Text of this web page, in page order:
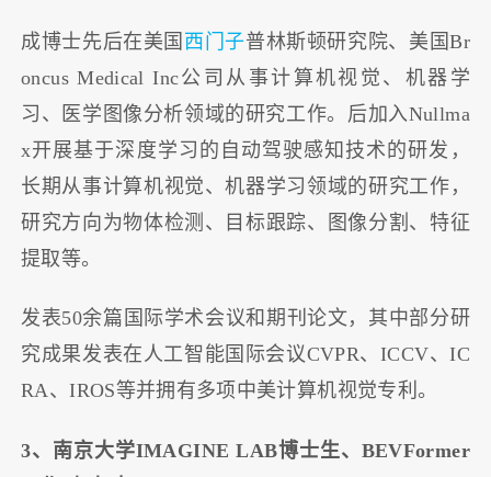
成博士先后在美国 西门子普林斯顿研究院、美国Br
oncus Medical Inc公司从事计算机视觉、机器学
习、医学图像分析领域的研究工作。后加入Nullma
x开展基于深度学习的自动驾驶感知技术的研发，
长期从事计算机视觉、机器学习领域的研究工作，
研究方向为物体检测、目标跟踪、图像分割、特征
提取等。
发表50余篇国际学术会议和期刊论文，其中部分研
究成果发表在人工智能国际会议CVPR、ICCV、IC
RA、IROS等并拥有多项中美计算机视觉专利。
3、南京大学IMAGINE LAB博士生、BEVFormer